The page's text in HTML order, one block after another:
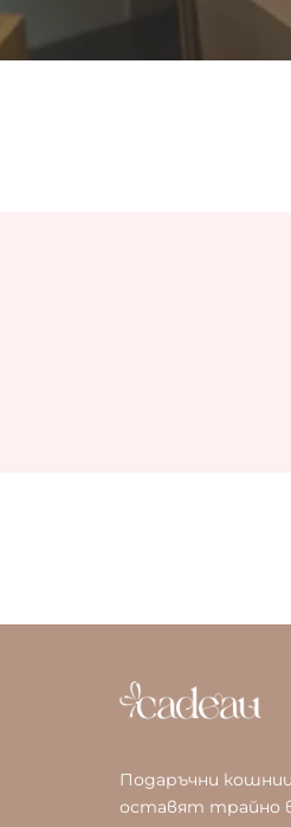
Подаръчни
оставят трайно